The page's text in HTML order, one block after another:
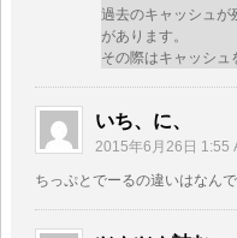
過去のキャッシュが
があります。
その際はキャッシュ
いち、に、
2015年6月26日 1:55
ちっぷとでーるの違いはなん